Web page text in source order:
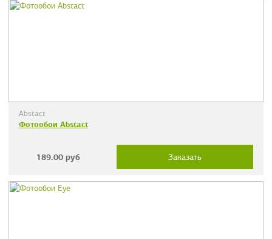
Abstact
Фотообои Abstact
189.00 руб Заказать